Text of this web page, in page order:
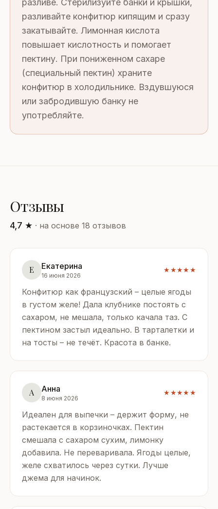
разливе. Стерилизуйте банки и крышки,
разливайте конфитюр кипящим и сразу
закатывайте. Лимонная кислота
повышает кислотность и помогает
пектину. При пониженном сахаре
(специальный пектин) храните
конфитюр в холодильнике. Вздувшуюся
или забродившую банку не
употребляйте.
Отзывы
4,7 ★ · на основе 18 отзывов
Е Екатерина
16 июня 2026
★★★★★
Конфитюр как французский – целые ягоды
в густом желе! Дала клубнике постоять с
сахаром, не мешала, только качала таз. С
пектином застыл идеально. В тарталетки и
на тосты – не течёт. Красота в банке.
А Анна
8 июня 2026
★★★★★
Идеален для выпечки – держит форму, не
растекается в корзиночках. Пектин
смешала с сахаром сухим, лимонку
добавила. Не переваривала. Ягоды целые,
желе схватилось через сутки. Лучше
джема для начинок.